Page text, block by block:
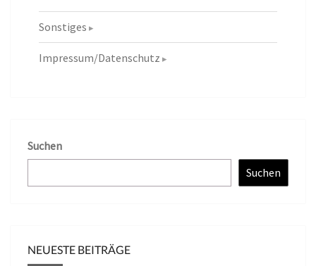
Sonstiges
Impressum/Datenschutz
Suchen
Suchen
NEUESTE BEITRÄGE